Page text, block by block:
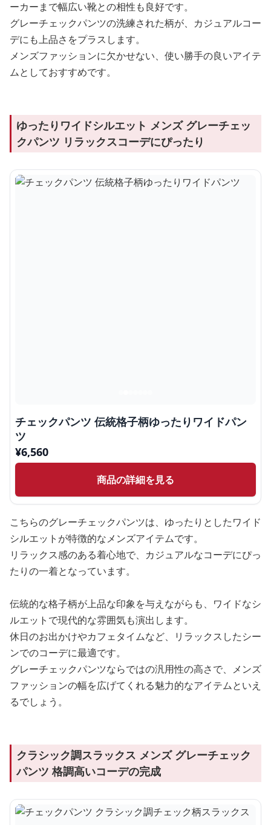
ーカーまで幅広い靴との相性も良好です。
グレーチェックパンツの洗練された柄が、カジュアルコー
デにも上品さをプラスします。
メンズファッションに欠かせない、使い勝手の良いアイテ
ムとしておすすめです。
ゆったりワイドシルエット メンズ グレーチェッ
クパンツ リラックスコーデにぴったり
チェックパンツ 伝統格子柄ゆったりワイドパン
ツ
¥6,560
商品の詳細を見る
こちらのグレーチェックパンツは、ゆったりとしたワイド
シルエットが特徴的なメンズアイテムです。
リラックス感のある着心地で、カジュアルなコーデにぴっ
たりの一着となっています。
伝統的な格子柄が上品な印象を与えながらも、ワイドなシ
ルエットで現代的な雰囲気も演出します。
休日のお出かけやカフェタイムなど、リラックスしたシー
ンでのコーデに最適です。
グレーチェックパンツならではの汎用性の高さで、メンズ
ファッションの幅を広げてくれる魅力的なアイテムといえ
るでしょう。
クラシック調スラックス メンズ グレーチェック
パンツ 格調高いコーデの完成